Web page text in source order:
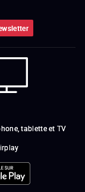
tablette et TV